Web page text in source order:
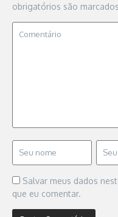
obrigatórios são
Salvar meus dados
que eu comentar.